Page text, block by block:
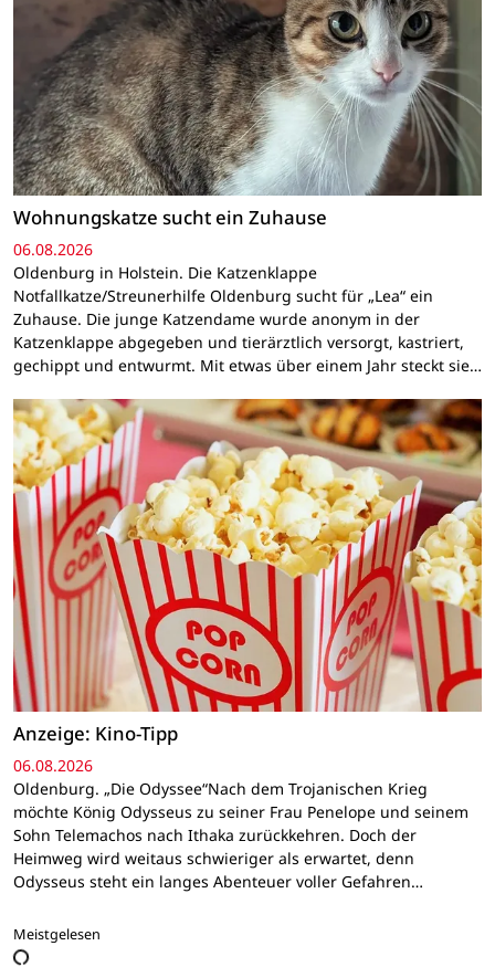
Wohnungskatze sucht ein Zuhause
06.08.2026
Oldenburg in Holstein. Die Katzenklappe
Notfallkatze/Streunerhilfe Oldenburg sucht für „Lea“ ein
Zuhause. Die junge Katzendame wurde anonym in der
Katzenklappe abgegeben und tierärztlich versorgt, kastriert,
gechippt und entwurmt. Mit etwas über einem Jahr steckt sie…
Anzeige: Kino-Tipp
06.08.2026
Oldenburg. „Die Odyssee“Nach dem Trojanischen Krieg
möchte König Odysseus zu seiner Frau Penelope und seinem
Sohn Telemachos nach Ithaka zurückkehren. Doch der
Heimweg wird weitaus schwieriger als erwartet, denn
Odysseus steht ein langes Abenteuer voller Gefahren…
Meistgelesen